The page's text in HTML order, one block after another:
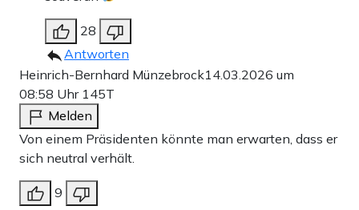
28
Antworten
Heinrich-Bernhard Münzebrock14.03.2026 um
08:58 Uhr 145T
Melden
Von einem Präsidenten könnte man erwarten, dass er
sich neutral verhält.
9